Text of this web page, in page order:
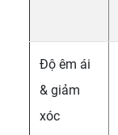
Độ êm ái
& giảm
xóc